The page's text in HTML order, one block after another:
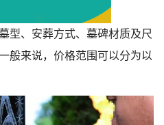
型、安葬方式、墓碑材质及尺
般来说，价格范围可以分为以